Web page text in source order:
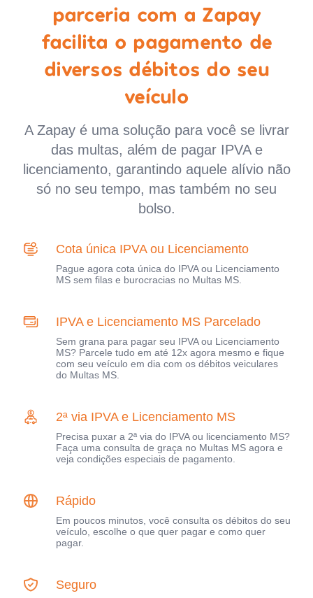
parceria com a Zapay
facilita o pagamento de
diversos débitos do seu
veículo
A Zapay é uma solução para você se livrar
das multas, além de pagar IPVA e
licenciamento, garantindo aquele alívio não
só no seu tempo, mas também no seu
bolso.
Cota única IPVA ou Licenciamento
Pague agora cota única do IPVA ou Licenciamento
MS sem filas e burocracias no Multas MS.
IPVA e Licenciamento MS Parcelado
Sem grana para pagar seu IPVA ou Licenciamento
MS? Parcele tudo em até 12x agora mesmo e fique
com seu veículo em dia com os débitos veiculares
do Multas MS.
2ª via IPVA e Licenciamento MS
Precisa puxar a 2ª via do IPVA ou licenciamento MS?
Faça uma consulta de graça no Multas MS agora e
veja condições especiais de pagamento.
Rápido
Em poucos minutos, você consulta os débitos do seu
veículo, escolhe o que quer pagar e como quer
pagar.
Seguro